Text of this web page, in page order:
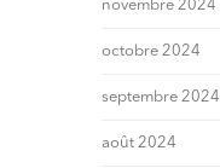
novembre 2024
octobre 2024
septembre 2024
août 2024